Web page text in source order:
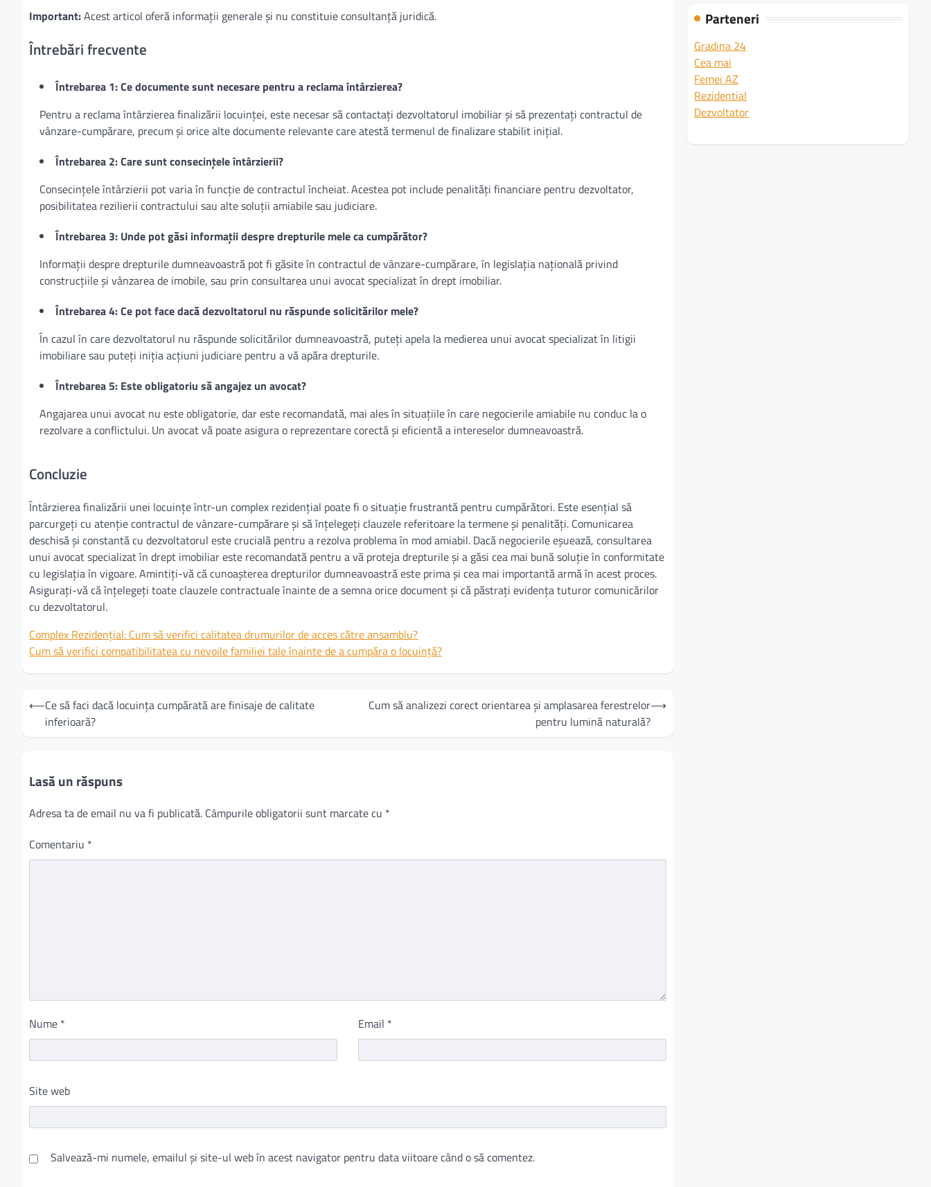
Important:Acest articol oferă informații generale și nu constituie consultanță juridică.
Întrebări frecvente
Întrebarea 1: Ce documente sunt necesare pentru a reclama întârzierea?
Pentru a reclama întârzierea finalizării locuinței, este necesar să contactați dezvoltatorul imobiliar și să prezentați contractul de
vânzare-cumpărare, precum și orice alte documente relevante care atestă termenul de finalizare stabilit inițial.
Întrebarea 2: Care sunt consecințele întârzierii?
Consecințele întârzierii pot varia în funcție de contractul încheiat. Acestea pot include penalități financiare pentru dezvoltator,
posibilitatea rezilierii contractului sau alte soluții amiabile sau judiciare.
Întrebarea 3: Unde pot găsi informații despre drepturile mele ca cumpărător?
Informații despre drepturile dumneavoastră pot fi găsite în contractul de vânzare-cumpărare, în legislația națională privind
construcțiile și vânzarea de imobile, sau prin consultarea unui avocat specializat în drept imobiliar.
Întrebarea 4: Ce pot face dacă dezvoltatorul nu răspunde solicitărilor mele?
În cazul în care dezvoltatorul nu răspunde solicitărilor dumneavoastră, puteți apela la medierea unui avocat specializat în litigii
imobiliare sau puteți iniția acțiuni judiciare pentru a vă apăra drepturile.
Întrebarea 5: Este obligatoriu să angajez un avocat?
Angajarea unui avocat nu este obligatorie, dar este recomandată, mai ales în situațiile în care negocierile amiabile nu conduc la o
rezolvare a conflictului. Un avocat vă poate asigura o reprezentare corectă și eficientă a intereselor dumneavoastră.
Concluzie
Întârzierea finalizării unei locuințe într-un complex rezidențial poate fi o situație frustrantă pentru cumpărători. Este esențial să
parcurgeți cu atenție contractul de vânzare-cumpărare și să înțelegeți clauzele referitoare la termene și penalități. Comunicarea
deschisă și constantă cu dezvoltatorul este crucială pentru a rezolva problema în mod amiabil. Dacă negocierile eșuează, consultarea
unui avocat specializat în drept imobiliar este recomandată pentru a vă proteja drepturile și a găsi cea mai bună soluție în conformitate
cu legislația în vigoare. Amintiți-vă că cunoașterea drepturilor dumneavoastră este prima și cea mai importantă armă în acest proces.
Asigurați-vă că înțelegeți toate clauzele contractuale înainte de a semna orice document și că păstrați evidența tuturor comunicărilor
cu dezvoltatorul.
Complex Rezidențial: Cum să verifici calitatea drumurilor de acces către ansamblu?
Cum să verifici compatibilitatea cu nevoile familiei tale înainte de a cumpăra o locuință?
Navigare
articole
⟵Ce să faci dacă locuința cumpărată are finisaje de calitate
inferioară?
Cum să analizezi corect orientarea și amplasarea ferestrelor
pentru lumină naturală?
⟶
Lasă un răspuns
Adresa ta de email nu va fi publicată. Câmpurile obligatorii sunt marcate cu *
Comentariu *
Nume * Email *
Site web
Salvează-mi numele, emailul și site-ul web în acest navigator pentru data viitoare când o să comentez.
Parteneri
Gradina 24
Cea mai
Femei AZ
Rezidential
Dezvoltator